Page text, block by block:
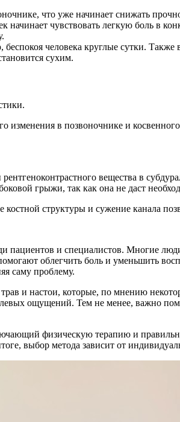
что уже начинает снижать
начинает чувствовать легкую боль в
человека круглые сутки.
сухим.
изменения в позвоночнике и
вещества в
грыжи, так как она не даст
структуры и сужение канала
пациентов и специалистов. Многие
облегчить боль и уменьшить
саму проблему.
и настои, которые, по мнению
ощущений. Тем не менее, важно
физическую терапию и
выбор метода зависит от